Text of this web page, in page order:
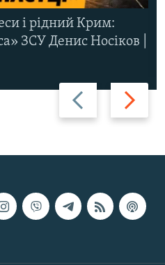
Назад Вперед
і рідний Крим:
ЗСУ Денис Носіков |